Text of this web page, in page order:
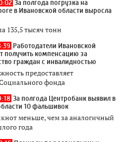
За полгода погрузка на
в Ивановской области выросла
135,5 тысяч тонн
Работодатели Ивановской
получить компенсацию за
граждан с инвалидностью
предоставляет
фонда
За полгода Центробанк выявил в
10 фальшивок
меньше, чем за аналогичный
года